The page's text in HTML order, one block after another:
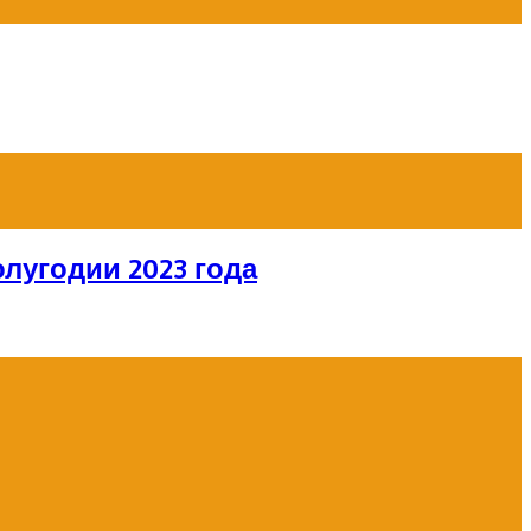
2023 года